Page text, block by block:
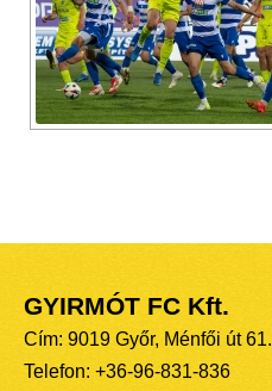
GYIRMÓT FC Kft.
Cím: 9019 Győr, Ménfői út 61.
Telefon: +36-96-831-836